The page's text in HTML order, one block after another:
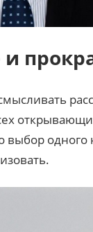
одного